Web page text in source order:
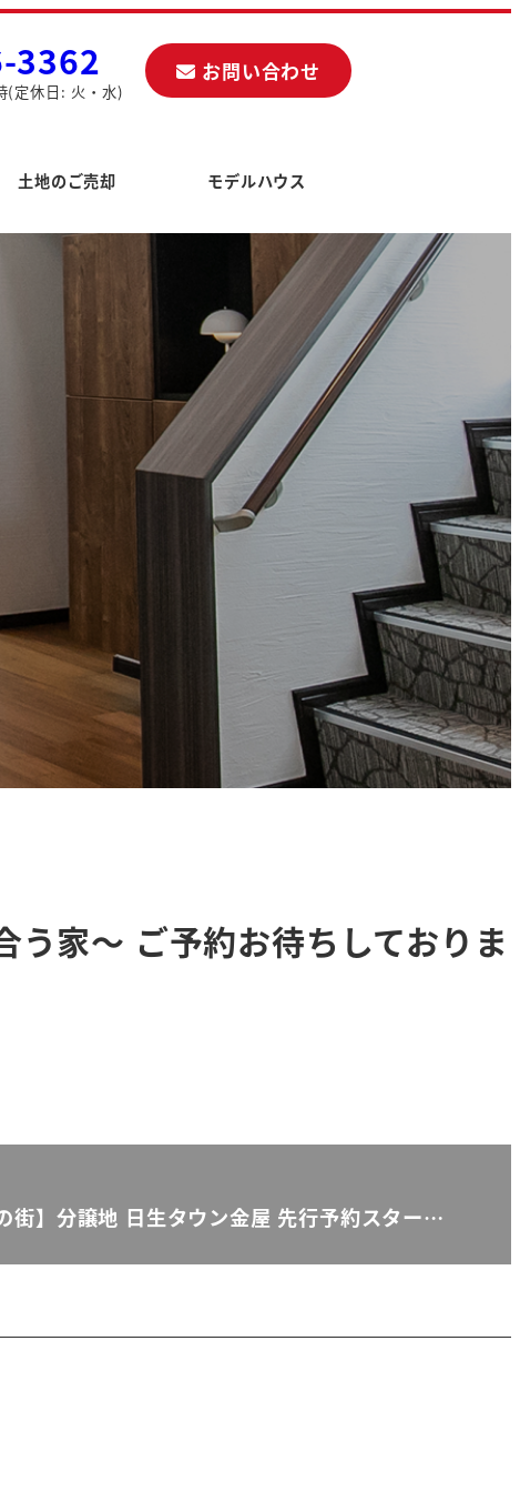
3362
(定休日: 火・水)
お問い合わせ
土地のご売却 モデルハウス
家～ ご予約お待ちしておりま
街】分譲地 日生タウン金屋 先行予約スター…